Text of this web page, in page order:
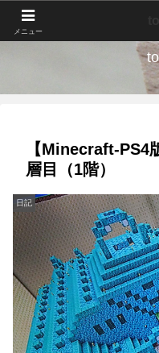
【Minecraft-PS4
層目（1階）
日記
メニュー